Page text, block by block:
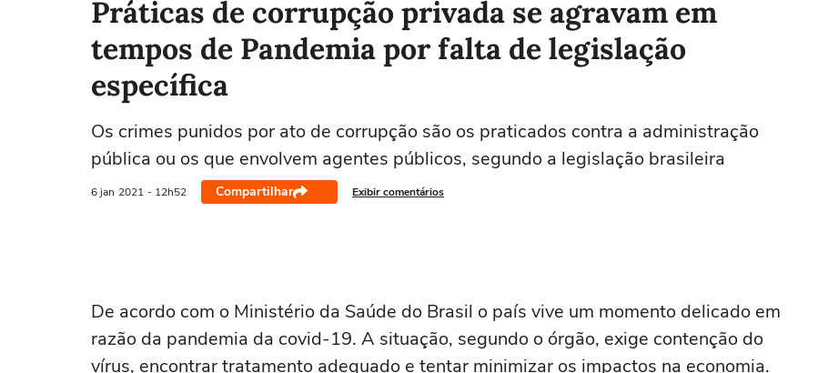
Práticas de corrupção privada se agravam em
tempos de Pandemia por falta de legislação
específica
Os crimes punidos por ato de corrupção são os praticados contra a administração
pública ou os que envolvem agentes públicos, segundo a legislação brasileira
6 jan 2021 - 12h52 Compartilhar Exibir comentários
De acordo com o Ministério da Saúde do Brasil o país vive um momento delicado em
razão da pandemia da covid-19. A situação, segundo o órgão, exige contenção do
vírus, encontrar tratamento adequado e tentar minimizar os impactos na economia.